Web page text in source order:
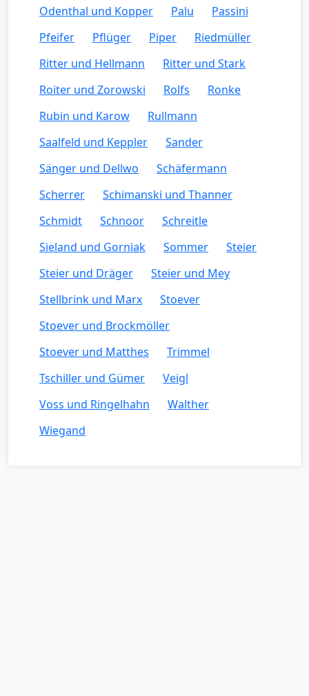
Odenthal und Kopper
Palu
Passini
Pfeifer
Pflüger Piper
Riedmüller
Ritter und Hellmann
Ritter und Stark
Roiter und Zorowski
Rolfs
Ronke
Rubin und Karow
Rullmann
Saalfeld und Keppler
Sander
Sänger und Dellwo
Schäfermann
Scherrer
Schimanski und Thanner
Schmidt
Schnoor
Schreitle
Sieland und Gorniak
Sommer
Steier
Steier und Dräger
Steier und Mey
Stellbrink und Marx
Stoever
Stoever und Brockmöller
Stoever und Matthes
Trimmel
Tschiller und Gümer
Veigl
Voss und Ringelhahn
Walther
Wiegand